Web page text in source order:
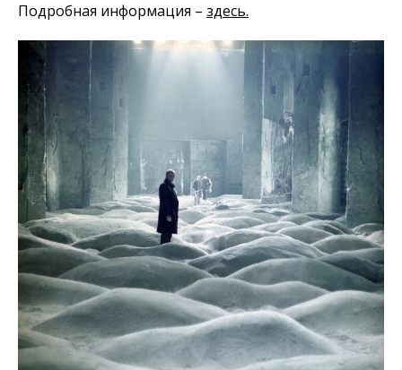
Подробная информация – здесь.